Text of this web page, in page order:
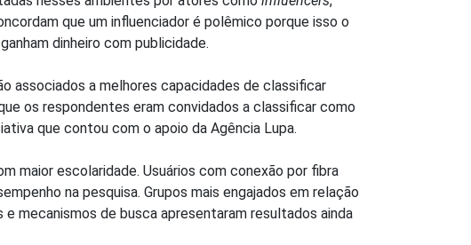
que um influenciador é polêmico porque isso o
dinheiro com publicidade.
associados a melhores capacidades de classificar
os respondentes eram convidados a classificar como
que contou com o apoio da Agência Lupa.
maior escolaridade. Usuários com conexão por fibra
na pesquisa. Grupos mais engajados em relação
mecanismos de busca apresentaram resultados ainda